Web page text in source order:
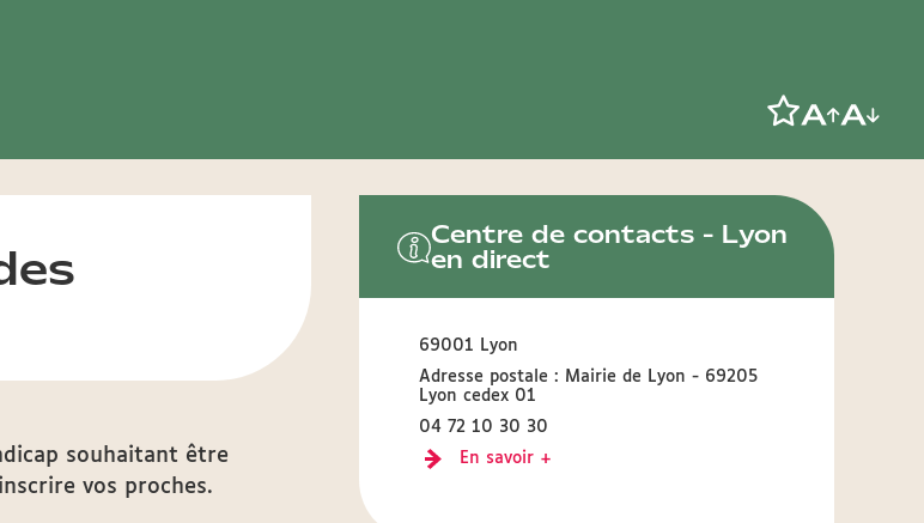
souhaitant être
vos proches.
Centre de contacts - Lyon
en direct
69001 Lyon
Adresse postale : Mairie de Lyon - 69205
Lyon cedex 01
04 72 10 30 30
En savoir +